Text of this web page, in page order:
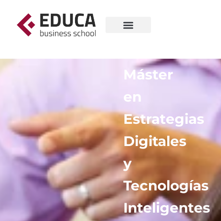
Máster
en
Estrategias
Digitales
y
Tecnologías
Inteligentes